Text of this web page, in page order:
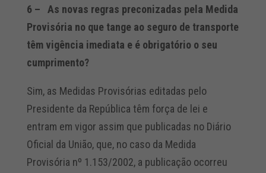
6 – As novas regras preconizadas pela Medida
Provisória no que tange ao seguro de transporte
têm vigência imediata e é obrigatório o seu
cumprimento?
Sim, as Medidas Provisórias editadas pelo
Presidente da República têm força de lei e
entram em vigor assim que publicadas no Diário
Oficial da União, que, no caso da Medida
Provisória nº 1.153/2002, a publicação ocorreu